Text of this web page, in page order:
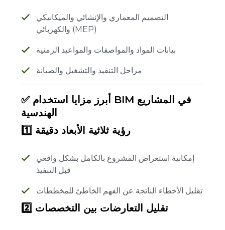
التصميم المعماري والإنشائي والميكانيكي
والكهربائي (MEP)
بيانات المواد والمواصفات والمواعيد الزمنية
مراحل التنفيذ والتشغيل والصيانة
✅ أبرز مزايا استخدام BIM في المشاريع
الهندسية
1️⃣ رؤية ثلاثية الأبعاد دقيقة
إمكانية استعراض المشروع بالكامل بشكل واقعي
قبل التنفيذ
تقليل الأخطاء الناتجة عن الفهم الخاطئ للمخططات
2️⃣ تقليل التعارضات بين التخصصات